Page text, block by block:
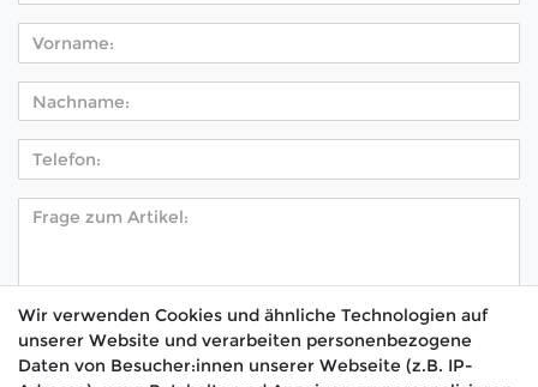
Hiermit bestätige ich, dass ich dieDaten­schutz­
erklärung gelesen habe. *
Wir verwenden Cookies und ähnliche Technologien auf
unserer Website und verarbeiten personenbezogene
Daten von Besucher:innen unserer Webseite (z.B. IP-